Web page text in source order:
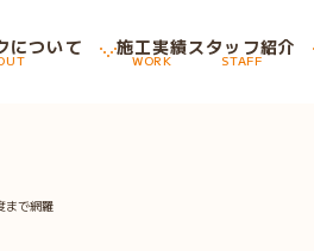
について 施工実績
WORK
スタッフ紹介
STAFF
まで網羅